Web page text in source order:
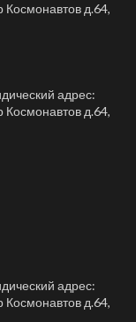
д.64,
адрес:
д.64,
адрес:
д.64,